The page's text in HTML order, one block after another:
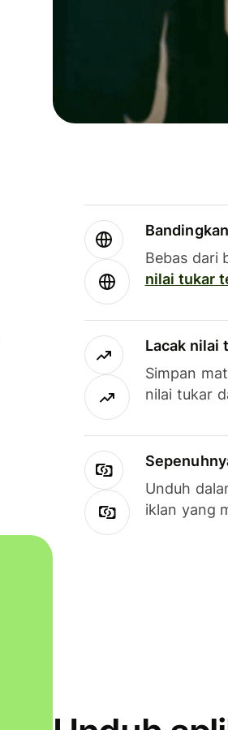
Bebas dari
nilai tukar
Lacak nilai
Simpan
nilai tukar
Unduh
iklan yang